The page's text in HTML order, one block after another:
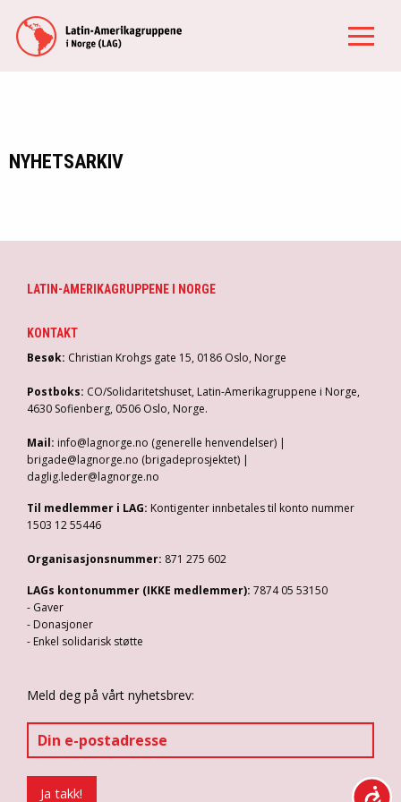
NYHETSARKIV
LATIN-AMERIKAGRUPPENE I NORGE
KONTAKT
Besøk: Christian Krohgs gate 15, 0186 Oslo, Norge
Postboks: CO/Solidaritetshuset, Latin-Amerikagruppene i Norge,
4630 Sofienberg, 0506 Oslo, Norge.
Mail: info@lagnorge.no (generelle henvendelser) |
brigade@lagnorge.no (brigadeprosjektet) |
daglig.leder@lagnorge.no
Til medlemmer i LAG: Kontigenter innbetales til konto nummer
1503 12 55446
Organisasjonsnummer: 871 275 602
LAGs kontonummer (IKKE medlemmer): 7874 05 53150
- Gaver
- Donasjoner
- Enkel solidarisk støtte
Meld deg på vårt nyhetsbrev: